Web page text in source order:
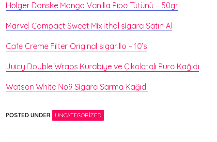
Holger Danske Mango Vanilla Pipo Tütünü – 50gr
Marvel Compact Sweet Mix ithal sigara Satın Al
Cafe Creme Filter Original sigarillo – 10’s
Juicy Double Wraps Kurabiye ve Çikolatalı Puro Kağıdı
Watson White No9 Sigara Sarma Kağıdı
POSTED UNDER UNCATEGORIZED